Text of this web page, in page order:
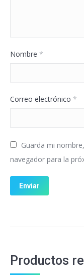
Nombre *
Correo electrónico *
Guarda mi
navegador para la
Productos